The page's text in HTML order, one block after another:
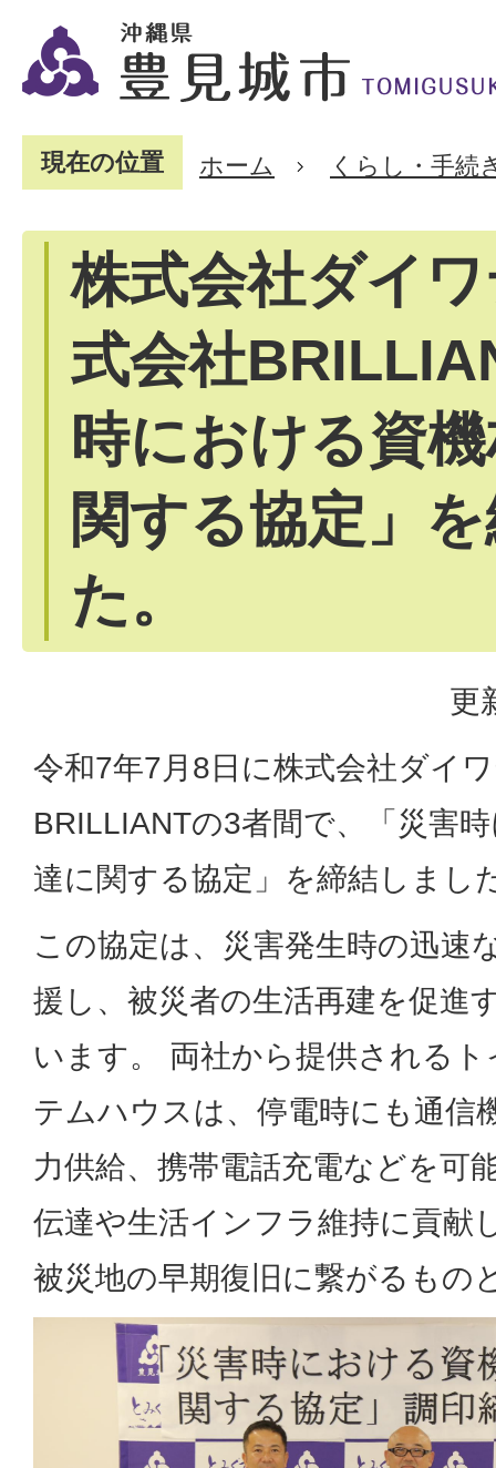
現在の位置 ホーム くらし・手続
株式会社ダイ
式会社
時における資
関する協定」
た。
更
令和7年7月8日に株式会社ダイ
BRILLIANTの3者間で、「災害
達に関する協定」を締結しまし
この協定は、災害発生時の迅速
援し、被災者の生活再建を促進
います。 両社から提供される
テムハウスは、停電時にも通信
力供給、携帯電話充電などを可
伝達や生活インフラ維持に貢献
被災地の早期復旧に繋がるもの